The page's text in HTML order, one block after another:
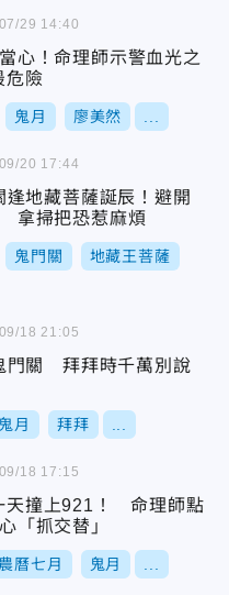
心！命理師示警血光之
險
鬼月 廖美然
29 14:40
逢地藏菩薩誕辰！避開
拿掃把恐惹麻煩
鬼門關 地藏王菩薩
20 17:44
門關 拜拜時千萬別說
鬼月 拜拜
18 21:05
天撞上921！ 命理師點
「抓交替」
農曆七月 鬼月
18 17:15